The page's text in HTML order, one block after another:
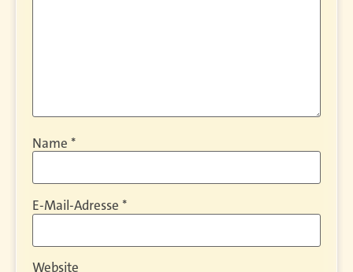
Name *
E-Mail-Adresse *
Website